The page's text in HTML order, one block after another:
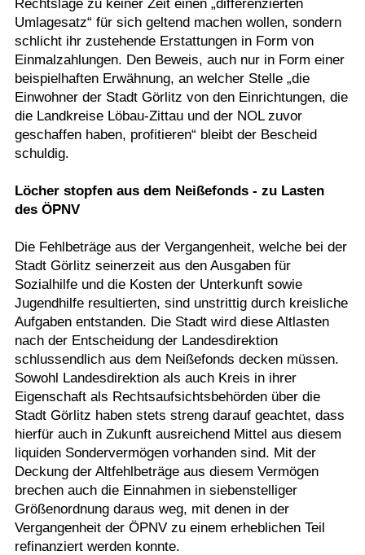
Rechtslage zu keiner Zeit einen „differenzierten
Umlagesatz“ für sich geltend machen wollen, sondern
schlicht ihr zustehende Erstattungen in Form von
Einmalzahlungen. Den Beweis, auch nur in Form einer
beispielhaften Erwähnung, an welcher Stelle „die
Einwohner der Stadt Görlitz von den Einrichtungen, die
die Landkreise Löbau-Zittau und der NOL zuvor
geschaffen haben, profitieren“ bleibt der Bescheid
schuldig.
Löcher stopfen aus dem Neißefonds - zu Lasten
des ÖPNV
Die Fehlbeträge aus der Vergangenheit, welche bei der
Stadt Görlitz seinerzeit aus den Ausgaben für
Sozialhilfe und die Kosten der Unterkunft sowie
Jugendhilfe resultierten, sind unstrittig durch kreisliche
Aufgaben entstanden. Die Stadt wird diese Altlasten
nach der Entscheidung der Landesdirektion
schlussendlich aus dem Neißefonds decken müssen.
Sowohl Landesdirektion als auch Kreis in ihrer
Eigenschaft als Rechtsaufsichtsbehörden über die
Stadt Görlitz haben stets streng darauf geachtet, dass
hierfür auch in Zukunft ausreichend Mittel aus diesem
liquiden Sondervermögen vorhanden sind. Mit der
Deckung der Altfehlbeträge aus diesem Vermögen
brechen auch die Einnahmen in siebenstelliger
Größenordnung daraus weg, mit denen in der
Vergangenheit der ÖPNV zu einem erheblichen Teil
refinanziert werden konnte.